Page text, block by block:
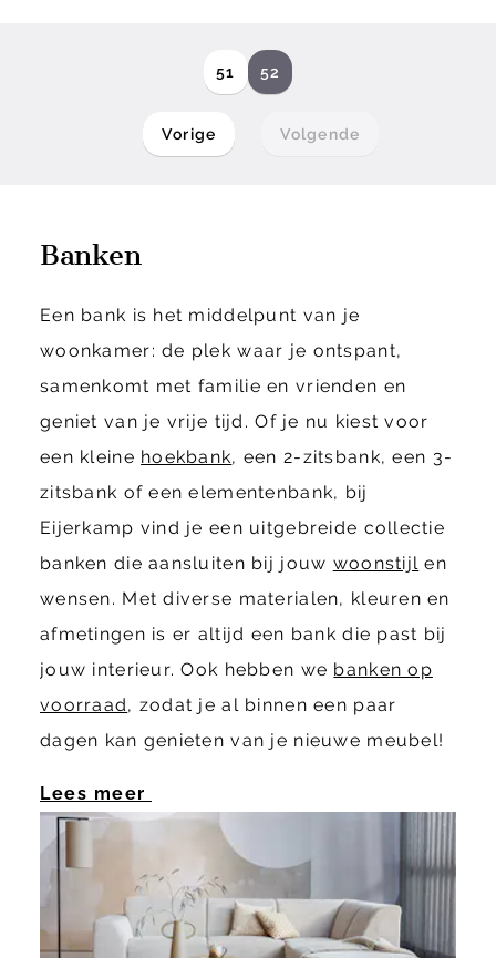
Vorige
51 52
Volgende
Banken
Een bank is het middelpunt van je
woonkamer: de plek waar je ontspant,
samenkomt met familie en vrienden en
geniet van je vrije tijd. Of je nu kiest voor
een kleine hoekbank, een 2-zitsbank, een 3-
zitsbank of een elementenbank, bij
Eijerkamp vind je een uitgebreide collectie
banken die aansluiten bij jouw woonstijl en
wensen. Met diverse materialen, kleuren en
afmetingen is er altijd een bank die past bij
jouw interieur. Ook hebben we banken op
voorraad, zodat je al binnen een paar
dagen kan genieten van je nieuwe meubel!
Lees meer